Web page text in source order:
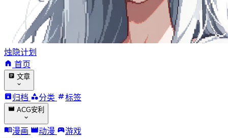
烛隐计划
首页
文章
归档 分类 标签
ACG安利
漫画 动漫
游戏